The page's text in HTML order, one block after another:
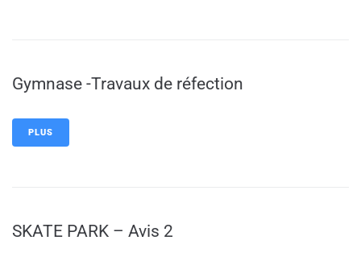
Gymnase -Travaux de réfection
PLUS
SKATE PARK – Avis 2